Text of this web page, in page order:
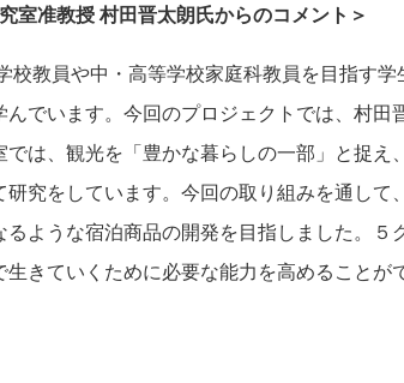
室准教授 村田晋太朗氏からのコメント＞
教員や中・高等学校家庭科教員を目指す学
でいます。今回のプロジェクトでは、村田
は、観光を「豊かな暮らしの一部」と捉え
究をしています。今回の取り組みを通して
ような宿泊商品の開発を目指しました。５
きていくために必要な能力を高めることが